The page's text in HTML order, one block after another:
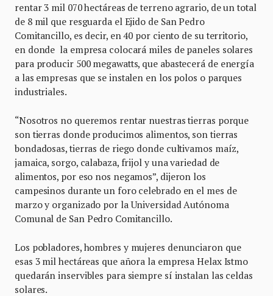
rentar 3 mil 070 hectáreas de terreno agrario, de un total
de 8 mil que resguarda el Ejido de San Pedro
Comitancillo, es decir, en 40 por ciento de su territorio,
en donde la empresa colocará miles de paneles solares
para producir 500 megawatts, que abastecerá de energía
a las empresas que se instalen en los polos o parques
industriales.
“Nosotros no queremos rentar nuestras tierras porque
son tierras donde producimos alimentos, son tierras
bondadosas, tierras de riego donde cultivamos maíz,
jamaica, sorgo, calabaza, frijol y una variedad de
alimentos, por eso nos negamos”, dijeron los
campesinos durante un foro celebrado en el mes de
marzo y organizado por la Universidad Autónoma
Comunal de San Pedro Comitancillo.
Los pobladores, hombres y mujeres denunciaron que
esas 3 mil hectáreas que añora la empresa Helax Istmo
quedarán inservibles para siempre sí instalan las celdas
solares.